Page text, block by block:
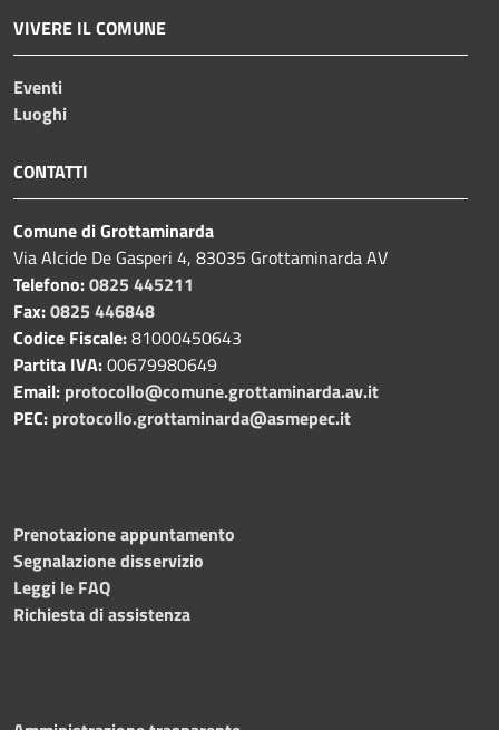
VIVERE IL COMUNE
Eventi
Luoghi
CONTATTI
Comune di Grottaminarda
Via Alcide De Gasperi 4, 83035 Grottaminarda AV
Telefono:0825 445211
Fax:0825 446848
Codice Fiscale:81000450643
Partita IVA:00679980649
Email: protocollo@comune.grottaminarda.av.it
PEC: protocollo.grottaminarda@asmepec.it
Prenotazione appuntamento
Segnalazione disservizio
Leggi le FAQ
Richiesta di assistenza